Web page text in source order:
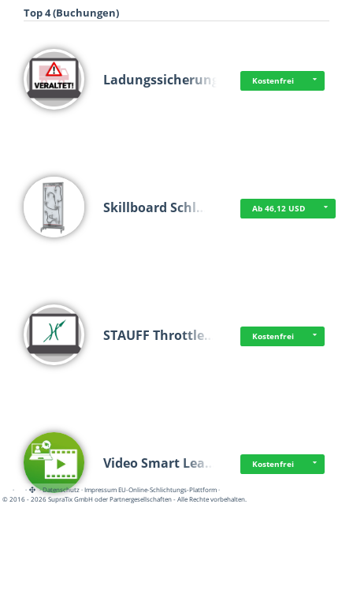
Top 4 (Buchungen)
Ladungssicherung Kostenfrei
Skillboard Schl… Ab 46,12 USD
STAUFF Throttle… Kostenfrei
Video Smart Lea… Kostenfrei
· · ·Datenschutz·Impressum EU-Online-Schlichtungs-Plattform·
© 2016 - 2026 SupraTix GmbH oder Partnergesellschaften - Alle Rechte vorbehalten.